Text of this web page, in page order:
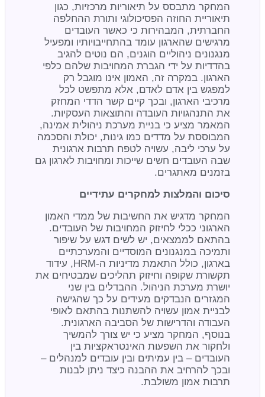
המחקר מתבסס על תיאוריות מרכזיות, כגון
תיאוריית החוזה הפסיכולוגי ותורת ההחלפה
החברתית, המבהירות כי כאשר העובדים
מרגישים שהארגון עומד בהתחייבויותיו ומפעיל
מנגנונים ניהוליים הוגנים, הם נוטים להגיב
בהדדיות על ידי הגברת המחויבות שלהם כלפי
הארגון. במקרה זה, האמון אינו מוגבל רק
למפגש בין אדם לאדם, אלא מתפשט לכל
מרכיבי הארגון, ובכך קיים קשר הדדי המחזק
את התנהגויות העובדה והתוצאות העסקיות.
המאמר מציע כי בניית מערכת ניהולית אמינה,
המבוססת על מדדים כמו גינות, יכולת והסכמה
על ערכי ליבה, עשויה לטפח תרבות ארגונית
שבה העובדים חשים שייכות ומחויבות לארגון גם
בזמנים מאתגרים.
סיכום והמלצות למחקרים עתידיים
המחקר מדגיש את החשיבות של ממדי האמון
הארגוני ככלי לחיזוק המחויבות של העובדים.
בהתאם לממצאים, יש לשים דגש על שיפור
ותמיכה במנגנונים המוסדיים והמערכתיים
בארגון, כולל התאמת מדיניות ה-HRM, עידוד
תקשורת שקופה וחיזוק תהליכים שמבטיחים את
יושרת מערכת הניהול. ההבדלים בין שני
המגזרים הנבדקים מעידים על כך שהגישה
לבניית אמון עשויה להשתנות בהתאם לאופי
העבודה והדרישות של הסביבה הארגונית.
בנוסף, המחקר מציע כי יש צורך להמשיך
ולחקור את השפעות האינטראקציות בין
העובדים – בין עמיתים ובין עובדים למנהלים –
ובכך להרחיב את ההבנה כיצד ניתן לבנות
תרבות אמון משולבת.